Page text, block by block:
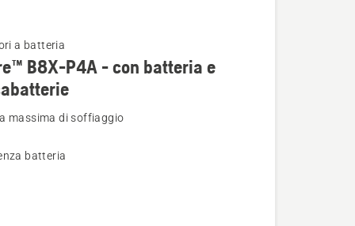
a batteria
B8X-P4A - con batteria e
massima di soffiaggio
batteria